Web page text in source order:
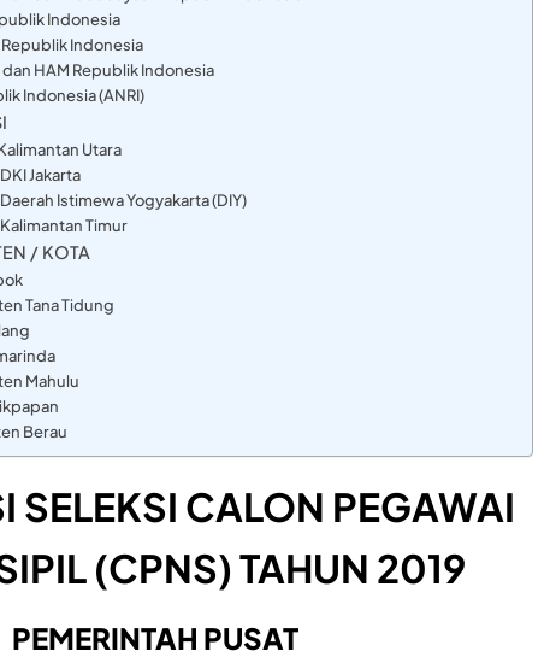
Indonesia
Indonesia
HAM Republik Indonesia
Indonesia (ANRI)
Utara
Jakarta
Istimewa Yogyakarta (DIY)
Timur
/ KOTA
Tana Tidung
Mahulu
Berau
SELEKSI CALON PEGAWAI
(CPNS) TAHUN 2019
PEMERINTAH PUSAT